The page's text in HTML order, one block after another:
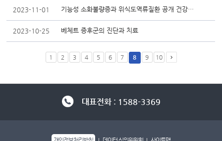
2023-11-01 기능성 소화불량증과 위식도역류질환 공개 건강강좌
2023-10-25 베체트 증후군의 진단과 치료
1 2 3 4 5 6 7 8 9 10
대표전화 : 1588-3369